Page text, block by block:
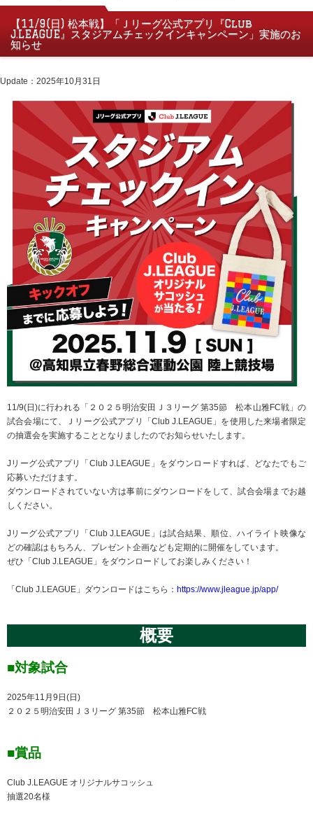
【11/9(日) 松本戦】「Ｊリーグ公式アプリ『Club
J.LEAGUE』スタジアムチェックインキャンペーン」実施のお
知らせ
Update：2025年10月31日
11/9(日)に行われる「２０２５明治安田Ｊ３リーグ 第35節 松本山雅FC戦」の
試合会場にて、Ｊリーグ公式アプリ「Club J.LEAGUE」を使用した来場者限定
の抽選会を実施することとなりましたのでお知らせいたします。
Jリーグ公式アプリ「Club J.LEAGUE」をダウンロードすれば、どなたでもご
応募いただけます。
ダウンロードされていない方は事前にダウンロードをして、試合会場までお越
しください。
Jリーグ公式アプリ「Club J.LEAGUE」は試合結果、順位、ハイライト映像な
どの確認はもちろん、プレゼント企画なども定期的に開催をしています。
ぜひ「Club J.LEAGUE」をダウンロードしてお楽しみください！
「Club J.LEAGUE」ダウンロードはこちら： https://www.jleague.jp/app/
概要
■対象試合
2025年11月9日(日)
２０２５明治安田Ｊ３リーグ 第35節 松本山雅FC戦
■賞品
Club J.LEAGUE オリジナルサコッシュ
抽選20名様